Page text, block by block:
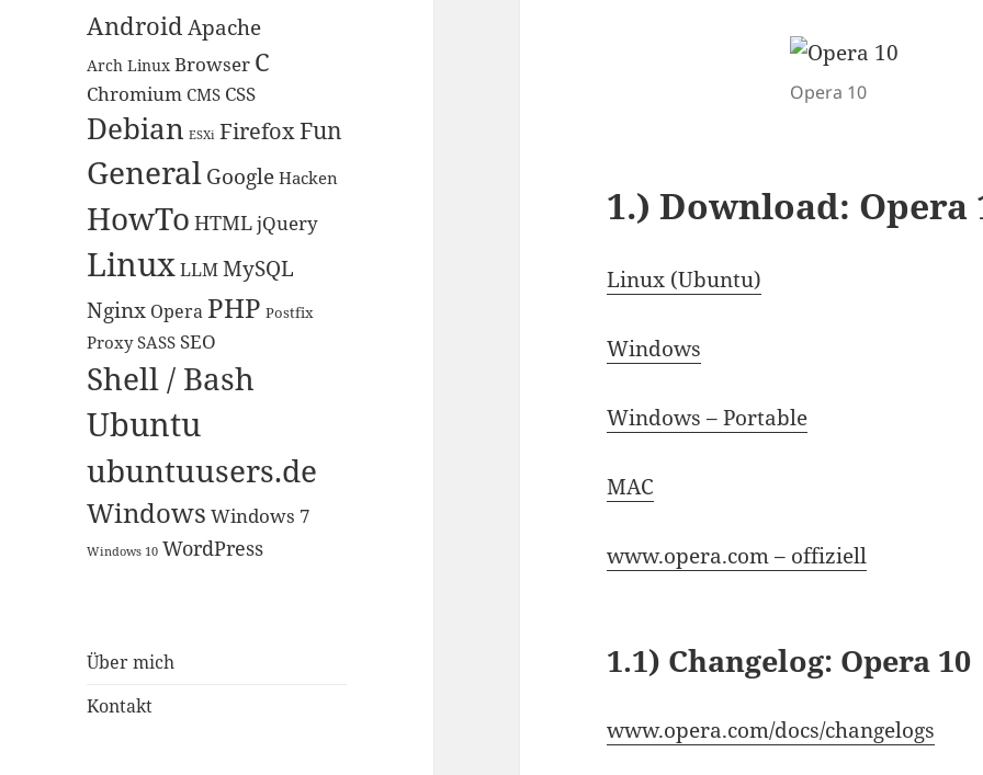
AndroidApache
Arch Linux Browser C
Chromium CMS CSS
Debian ESXi FirefoxFun
GeneralGoogle Hacken
HowTo HTMLjQuery
LinuxLLMMySQL
Nginx Opera PHP Postfix
Proxy SASS SEO
Shell / Bash
Ubuntu
ubuntuusers.de
Windows Windows 7
Windows 10 WordPress
Über mich
Kontakt
Opera 10
1.) Download: Opera
Linux (Ubuntu)
Windows
Windows – Portable
MAC
www.opera.com – offiziell
1.1) Changelog: Opera 10
www.opera.com/docs/changelogs